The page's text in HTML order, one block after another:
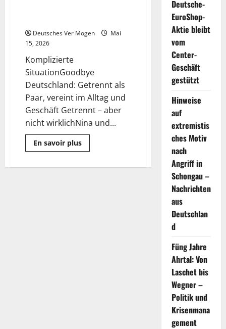
Deutsches Ver Mogen
Mai
15, 2026
Komplizierte
SituationGoodbye
Deutschland: Getrennt als
Paar, vereint im Alltag und
Geschäft Getrennt – aber
nicht wirklichNina und...
En savoir plusMehr
Informationen
Deutschland:
Deutsche-
EuroShop-
Aktie bleibt
vom
Center-
Geschäft
gestützt
Hinweise
auf
extremistis
ches Motiv
nach
Angriff in
Schongau –
Nachrichten
aus
Deutschlan
d
Füng Jahre
Ahrtal: Von
Laschet bis
Wegner –
Politik und
Krisenmana
gement